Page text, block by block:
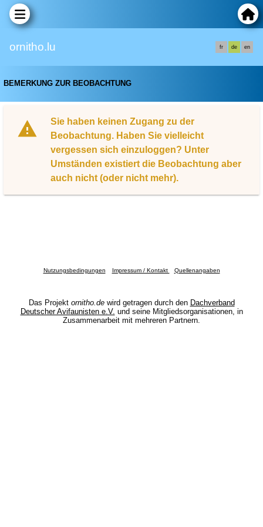
ornitho.lu fr de en
BEMERKUNG ZUR BEOBACHTUNG
Sie haben keinen Zugang zu der
Beobachtung. Haben Sie vielleicht
vergessen sich einzuloggen? Unter
Umständen existiert die Beobachtung aber
auch nicht (oder nicht mehr).
Nutzungsbedingungen Impressum / Kontakt Quellenangaben
Das Projekt ornitho.dewird getragen durch den Dachverband
Deutscher Avifaunisten e.V. und seine Mitgliedsorganisationen, in
Zusammenarbeit mit mehreren Partnern.